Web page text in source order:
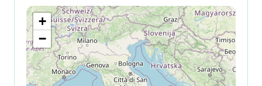
+
−